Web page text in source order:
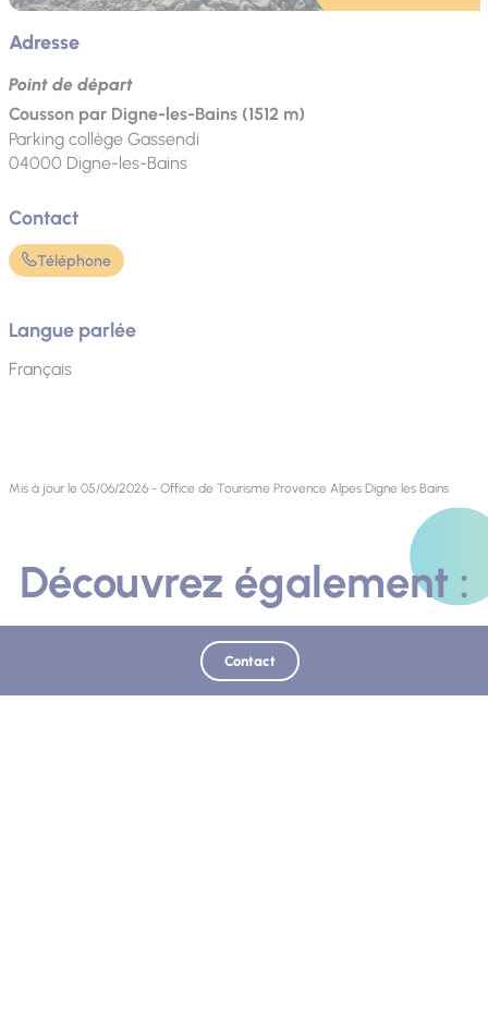
Adresse
Point de départ
Cousson par Digne-les-Bains (1512 m)
Parking collège Gassendi
04000 Digne-les-Bains
Contact
Téléphone
Langue parlée
Français
Mis à jour le 05/06/2026 - Office de Tourisme Provence Alpes Digne les Bains
Découvrez également :
Contact